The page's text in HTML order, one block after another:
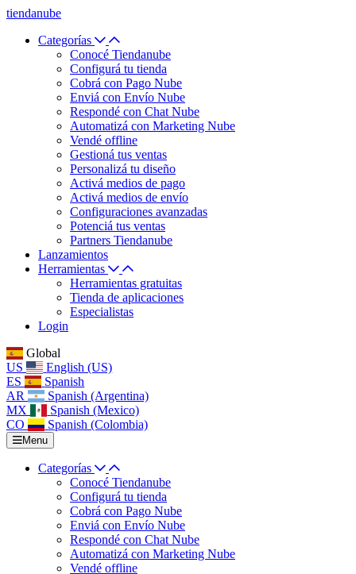
tiendanube
Categorías
Conocé Tiendanube
Configurá tu tienda
Cobrá con Pago Nube
Enviá con Envío Nube
Respondé con Chat Nube
Automatizá con Marketing Nube
Vendé offline
Gestioná tus ventas
Personalizá tu diseño
Activá medios de pago
Activá medios de envío
Configuraciones avanzadas
Potenciá tus ventas
Partners Tiendanube
Lanzamientos
Herramientas
Herramientas gratuitas
Tienda de aplicaciones
Especialistas
Login
Global
US
English (US)
ES
Spanish
AR
Spanish (Argentina)
MX
Spanish (Mexico)
CO
Spanish (Colombia)
Menu
Categorías
Conocé Tiendanube
Configurá tu tienda
Cobrá con Pago Nube
Enviá con Envío Nube
Respondé con Chat Nube
Automatizá con Marketing Nube
Vendé offline